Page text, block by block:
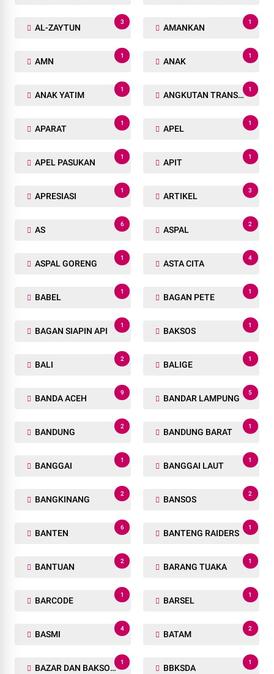
AL-ZAYTUN
3
AMANKAN
1
AMN
1
ANAK
1
ANAK YATIM
1
ANGKUTAN TRANSPORTASI
1
APARAT
1
APEL
1
APEL PASUKAN
1
APIT
1
APRESIASI
1
ARTIKEL
3
AS
6
ASPAL
2
ASPAL GORENG
1
ASTA CITA
4
BABEL
1
BAGAN PETE
1
BAGAN SIAPIN API
1
BAKSOS
1
BALI
2
BALIGE
1
BANDA ACEH
9
BANDAR LAMPUNG
5
BANDUNG
2
BANDUNG BARAT
1
BANGGAI
1
BANGGAI LAUT
1
BANGKINANG
2
BANSOS
2
BANTEN
6
BANTENG RAIDERS
1
BANTUAN
2
BARANG TUAKA
1
BARCODE
1
BARSEL
1
BASMI
4
BATAM
2
BAZAR DAN BAKSOS RAMADHAN
1
BBKSDA
1